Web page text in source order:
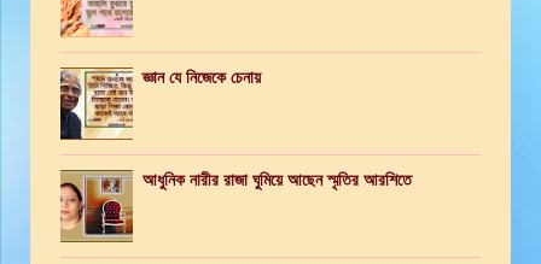
জ্ঞান যে নিজেকে চেনায়
আধুনিক নারীর রাজা ঘুমিয়ে আছেন স্মৃতির আরশিতে